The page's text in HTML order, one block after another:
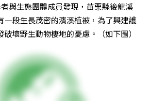
與生態團體成員發現，苗栗縣後龍溪
一段生長茂密的濱溪植被，為了興建護
壞野生動物棲地的憂慮。（如下圖）